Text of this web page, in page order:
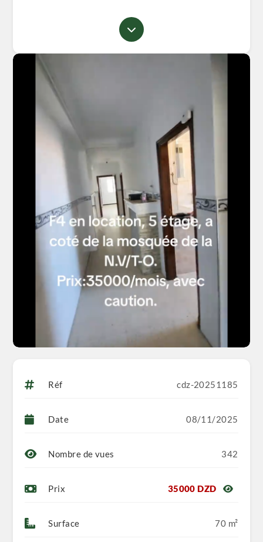
Réf cdz-20251185
Date 08/11/2025
Nombre de vues 342
Prix 35000 DZD
Surface 70 m²